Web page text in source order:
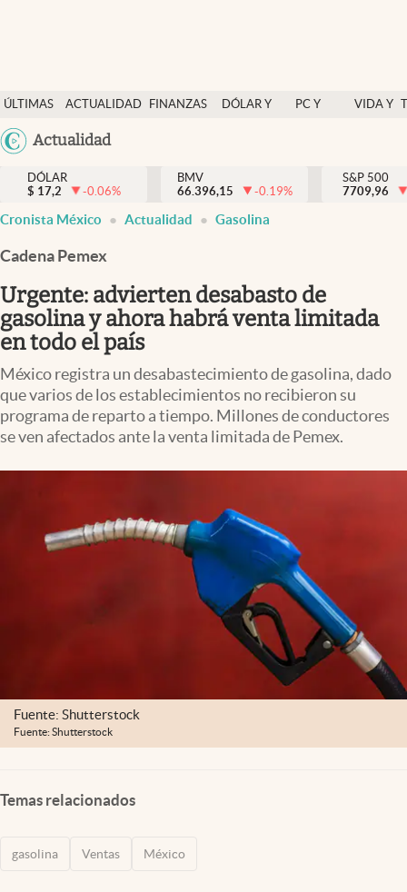
ÚLTIMAS
NOTICIAS
ACTUALIDAD
FINANZAS
DÓLAR Y
PC Y
VIDA Y
México
Actualidad
Actualidad
Finanzas y economía
Dólar y mercados
Pc y celular
Vida y estilo
Tv
Clima
abre en nueva pestaña
México
DÓLAR
$ 17,2 -0.06%
BMV
66.396,15
-0.19%
S&P 500
7709,96
Cronista México Actualidad Gasolina
Cadena Pemex
Urgente: advierten desabasto de
gasolina y ahora habrá venta limitada
en todo el país
México registra un desabastecimiento de gasolina, dado
que varios de los establecimientos no recibieron su
programa de reparto a tiempo. Millones de conductores
se ven afectados ante la venta limitada de Pemex.
Fuente: Shutterstock
Fuente: Shutterstock
Temas relacionados
gasolina Ventas México